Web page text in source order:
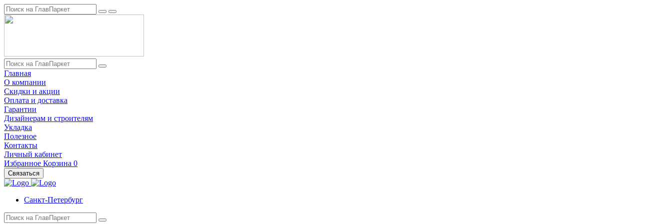
Главная
О компании
Скидки и акции
Оплата и доставка
Гарантии
Дизайнерам и строителям
Укладка
Полезное
Контакты
Личный кабинет
Избранное Корзина 0
Связаться
Санкт-Петербург